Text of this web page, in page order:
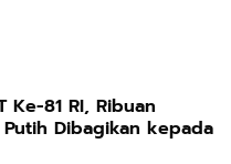
Ke-81 RI, Ribuan
Dibagikan kepada